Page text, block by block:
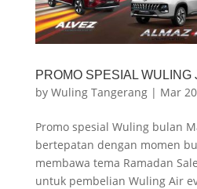
PROMO SPESIAL WULING
by Wuling Tangerang| Mar
Promo spesial Wuling bulan
bertepatan dengan momen
membawa tema Ramadan
untuk pembelian Wuling Air